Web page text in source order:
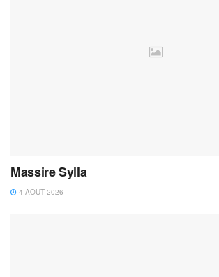
Massire Sylla
4 AOÛT 2026